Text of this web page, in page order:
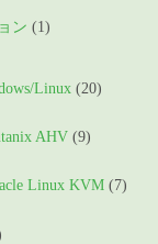
ン (1)
Linux (20)
AHV (9)
Linux KVM (7)